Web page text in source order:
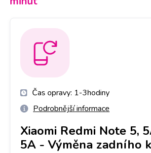
Čas opravy: 1-3hodiny
Podrobnější informace
Xiaomi Redmi Note 5,
5A - Výměna zadního